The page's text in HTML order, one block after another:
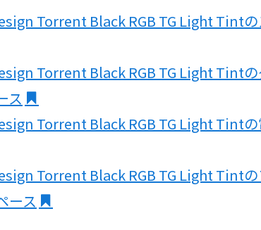
Torrent Black RGB TG Light Tint
Torrent Black RGB TG Light Tint
ス
Torrent Black RGB TG Light Tint
Torrent Black RGB TG Light Tint
ース